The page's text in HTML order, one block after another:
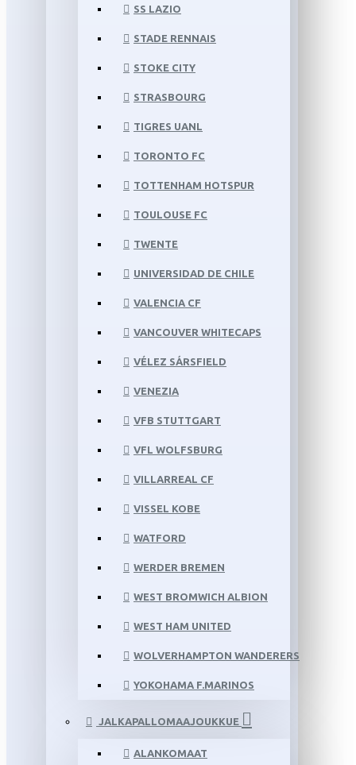
SS LAZIO
STADE RENNAIS
STOKE CITY
STRASBOURG
TIGRES UANL
TORONTO FC
TOTTENHAM HOTSPUR
TOULOUSE FC
TWENTE
UNIVERSIDAD DE CHILE
VALENCIA CF
VANCOUVER WHITECAPS
VÉLEZ SÁRSFIELD
VENEZIA
VFB STUTTGART
VFL WOLFSBURG
VILLARREAL CF
VISSEL KOBE
WATFORD
WERDER BREMEN
WEST BROMWICH ALBION
WEST HAM UNITED
WOLVERHAMPTON WANDERERS
YOKOHAMA F.MARINOS
JALKAPALLOMAAJOUKKUE
ALANKOMAAT